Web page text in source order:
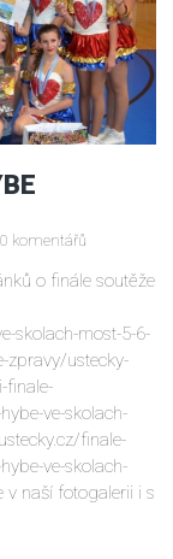
0 komentářů
o finále soutěže
skolach-most-5-6-
zpravy/ustecky-
finale-
ve-skolach-
finale-
ve-skolach-
v naší fotogalerii i s